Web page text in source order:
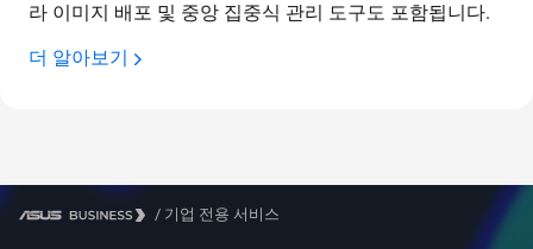
라 이미지 배포 및 중앙 집중식 관리 도구도 포함됩니다.
더 알아보기
/ 기업 전용 서비스